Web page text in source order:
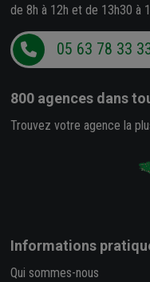
de 8h à 12h et de 13h30 à
05 63 78 33
800 agences dans
Trouvez votre agence la
Informations
Qui sommes-nous